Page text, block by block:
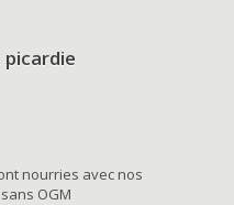
nourries avec nos
OGM